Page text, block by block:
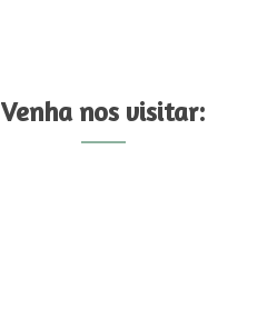
Venha nos visitar: